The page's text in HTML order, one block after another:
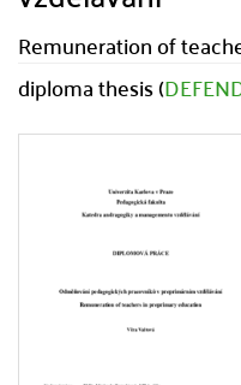
Remuneration of
diploma thesis (